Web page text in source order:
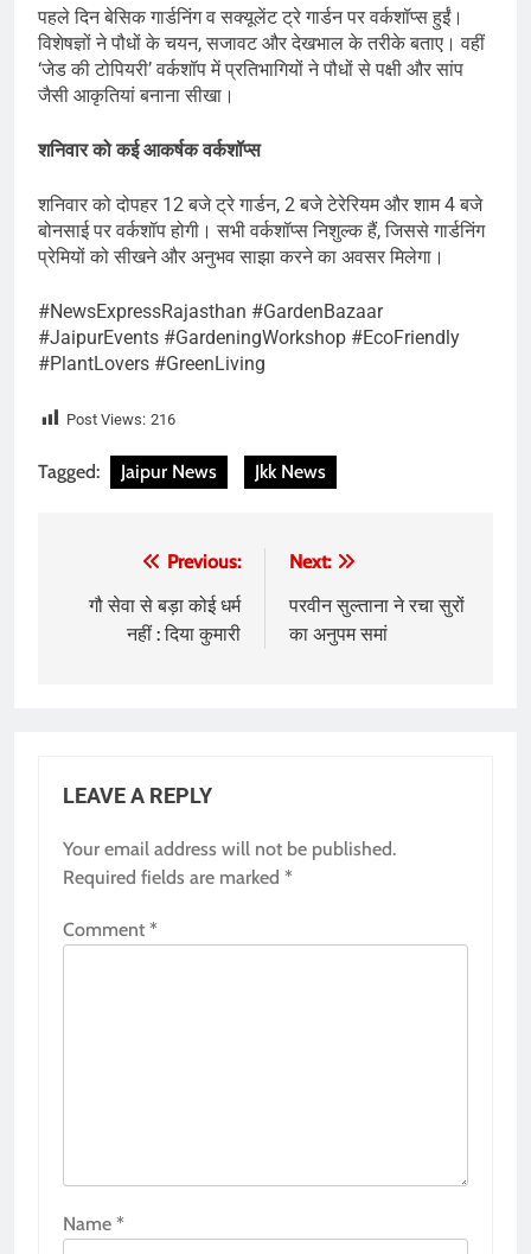
पहले दिन बेसिक गार्डनिंग व सक्यूलेंट ट्रे गार्डन पर वर्कशॉप्स हुईं।
विशेषज्ञों ने पौधों के चयन, सजावट और देखभाल के तरीके बताए। वहीं
‘जेड की टोपियरी’ वर्कशॉप में प्रतिभागियों ने पौधों से पक्षी और सांप
जैसी आकृतियां बनाना सीखा।
शनिवार को कई आकर्षक वर्कशॉप्स
शनिवार को दोपहर 12 बजे ट्रे गार्डन, 2 बजे टेरेरियम और शाम 4 बजे
बोनसाई पर वर्कशॉप होगी। सभी वर्कशॉप्स निशुल्क हैं, जिससे गार्डनिंग
प्रेमियों को सीखने और अनुभव साझा करने का अवसर मिलेगा।
#NewsExpressRajasthan #GardenBazaar
#JaipurEvents #GardeningWorkshop #EcoFriendly
#PlantLovers #GreenLiving
Post Views: 216
Tagged: Jaipur News Jkk News
navigation
Previous:
गौ सेवा से बड़ा कोई धर्म
नहीं : दिया कुमारी
Next:
परवीन सुल्ताना ने रचा सुरों
का अनुपम समां
LEAVE A REPLY
Your email address will not be published.
Required fields are marked *
Comment *
Name *